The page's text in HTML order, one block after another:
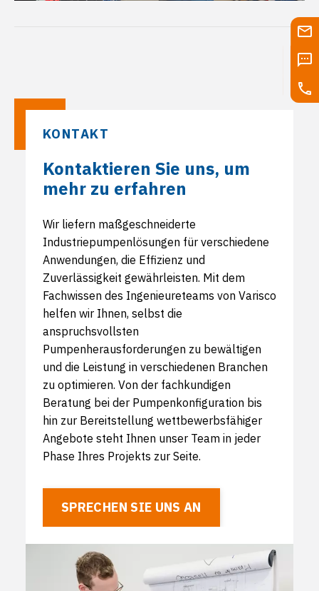
KONTAKT
Kontaktieren Sie uns, um
mehr zu erfahren
Wir liefern maßgeschneiderte
Industriepumpenlösungen für verschiedene
Anwendungen, die Effizienz und
Zuverlässigkeit gewährleisten. Mit dem
Fachwissen des Ingenieureteams von Varisco
helfen wir Ihnen, selbst die
anspruchsvollsten
Pumpenherausforderungen zu bewältigen
und die Leistung in verschiedenen Branchen
zu optimieren. Von der fachkundigen
Beratung bei der Pumpenkonfiguration bis
hin zur Bereitstellung wettbewerbsfähiger
Angebote steht Ihnen unser Team in jeder
Phase Ihres Projekts zur Seite.
SPRECHEN SIE UNS AN